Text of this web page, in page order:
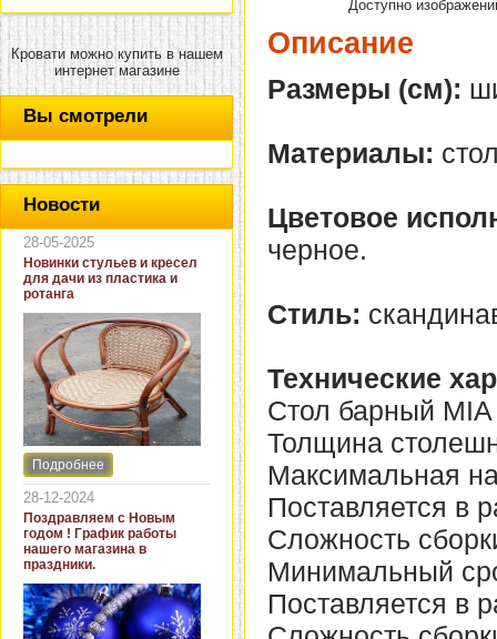
Кровати можно купить в нашем
интернет магазине
Вы смотрели
Новости
28-05-2025
Новинки стульев и кресел
для дачи из пластика и
ротанга
Интернет-магазин "Кровать
и диван" представляет
новинки стульев и кресел
для дачи. В ассортименте
представлены как
бюджетные модели из
пластика для дачи, так и
кресла для загородных
домов из натурального и
искусственного ротанга.
Подробнее
28-12-2024
Поздравляем с Новым
годом ! График работы
нашего магазина в
праздники.
Доступно
Описание
Размеры (см):
Материалы:
Цветовое
черное.
Стиль:
Технические
Стол барный
Толщина
Максимальная
Поставляется в
Сложность
Минимальный
Поставляется в